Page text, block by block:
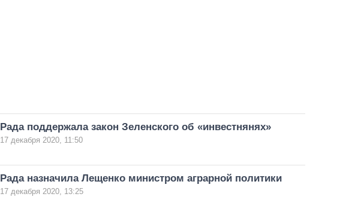
Рада поддержала закон Зеленского об «инвестнянях»
17 декабря 2020, 11:50
Рада назначила Лещенко министром аграрной политики
17 декабря 2020, 13:25